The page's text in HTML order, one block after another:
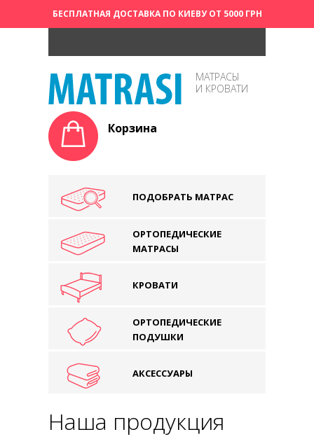
БЕСПЛАТНАЯ ДОСТАВКА ПО КИЕВУ ОТ 5000 ГРН
МАТРАСЫ
И КРОВАТИ
Корзина
ПОДОБРАТЬ МАТРАС
ОРТОПЕДИЧЕСКИЕ
МАТРАСЫ
КРОВАТИ
ОРТОПЕДИЧЕСКИЕ
ПОДУШКИ
АКСЕССУАРЫ
Наша продукция